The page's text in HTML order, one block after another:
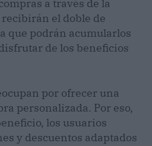
a través de la
el doble de
que podrán acumularlos
de los beneficios
por ofrecer una
personalizada. Por eso,
los usuarios
y descuentos adaptados